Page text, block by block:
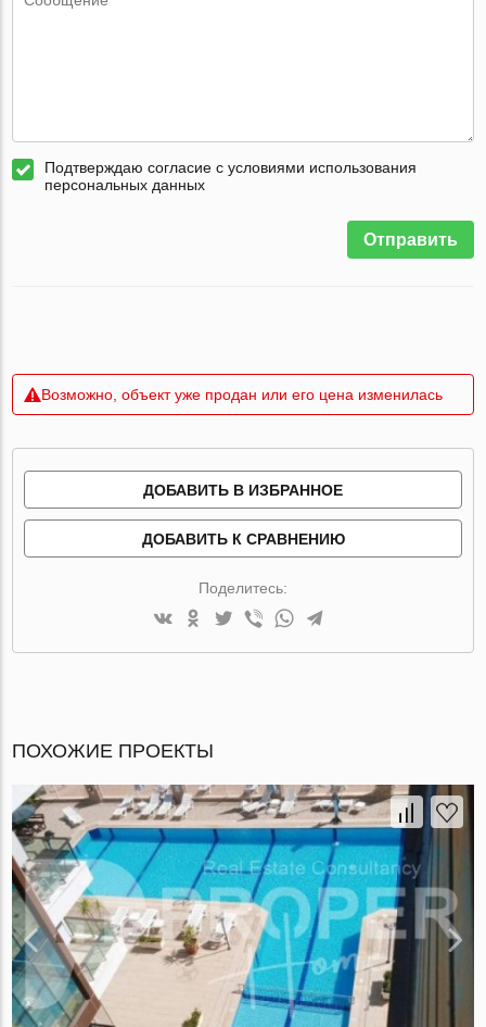
Подтверждаю согласие с условиями использования
персональных данных
Отправить
Возможно, объект уже продан или его цена изменилась
ДОБАВИТЬ В ИЗБРАННОЕ
ДОБАВИТЬ К СРАВНЕНИЮ
Поделитесь:
ПОХОЖИЕ ПРОЕКТЫ